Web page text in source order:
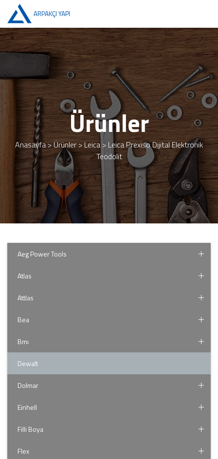
ARPAKÇI YAPI
Ürünler
Anasayfa>Ürünler >Leica > Leica Prexiso Dijital Elektronik
Teodolit
Aeg Power Tools
Atlas
Attlas
Bea
Bmı
Dewalt
Dolmar
Einhell
Filli Boya
Flex